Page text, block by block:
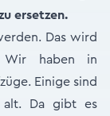
ersetzen.
Das wird
Wir haben in
Einige sind
alt. Da gibt es